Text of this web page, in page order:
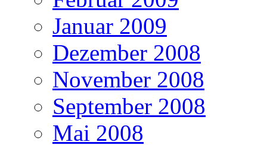
Januar 2009
Dezember 2008
November 2008
September 2008
Mai 2008